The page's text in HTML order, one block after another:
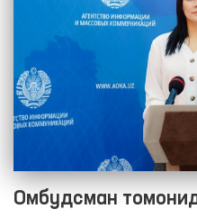
Омбудсман